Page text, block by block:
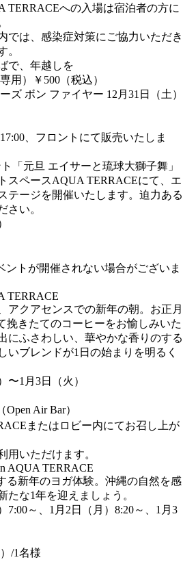
TERRACEへの入場は宿泊者の方に
では、感染症対策にご協力いただき
。
で、年越しを
用）￥500（税込）
ズ ボン ファイヤー 12月31日（土）
、フロントにて販売いたしま
「元旦 エイサーと琉球大獅子舞」
スペースAQUA TERRACEにて、エ
テージを開催いたします。迫力ある
さい。
トが開催されない場合がございま
TERRACE
アクアセンスでの新年の朝。お正月
挽きたてのコーヒーをお愉しみいた
にふさわしい、華やかな香りのする
いブレンドが1日の始まりを明るく
〜1月3日（火）
Air Bar）
またはロビー内にてお召し上が
いただけます。
AQUA TERRACE
る新年のヨガ体験。沖縄の自然を感
たな1年を迎えましょう。
7:00～、1月2日（月）8:20～、1月3
/1名様